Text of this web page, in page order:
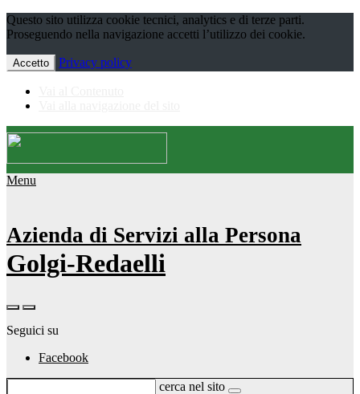
Questo sito utilizza cookie tecnici, analytics e di terze parti.
Proseguendo nella navigazione accetti l’utilizzo dei cookie.
Accetto Privacy policy
Menu
Azienda di Servizi alla Persona
Golgi-Redaelli
Seguici su
Facebook
cerca nel sito